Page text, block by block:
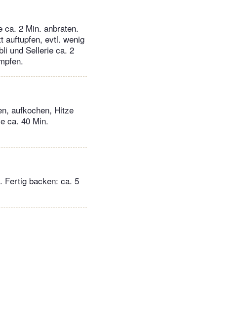
ca. 2 Min. anbraten.
auftupfen, evtl. wenig
und Sellerie ca. 2
aufkochen, Hitze
ca. 40 Min.
Fertig backen: ca. 5